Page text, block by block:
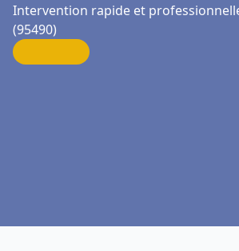
Intervention rapide et
(95490)